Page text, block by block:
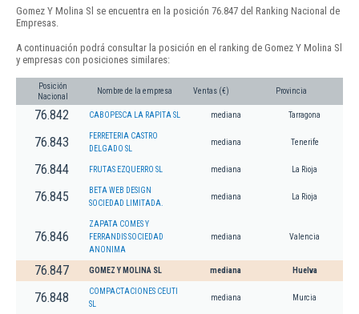
Gomez Y Molina Sl se encuentra en la posición 76.847 del Ranking Nacional de
Empresas.
A continuación podrá consultar la posición en el ranking de Gomez Y Molina Sl
y empresas con posiciones similares:
Posición
Nacional
Nombre de la empresa Ventas (€) Provincia
76.842 CABOPESCA LA RAPITA SL mediana Tarragona
76.843
FERRETERIA CASTRO
DELGADO SL
mediana Tenerife
76.844 FRUTAS EZQUERRO SL mediana La Rioja
76.845
BETA WEB DESIGN
SOCIEDAD LIMITADA.
mediana La Rioja
76.846
ZAPATA COMES Y
FERRANDIS SOCIEDAD
ANONIMA
mediana Valencia
76.847 GOMEZ Y MOLINA SL mediana Huelva
76.848
COMPACTACIONES CEUTI
SL
mediana Murcia